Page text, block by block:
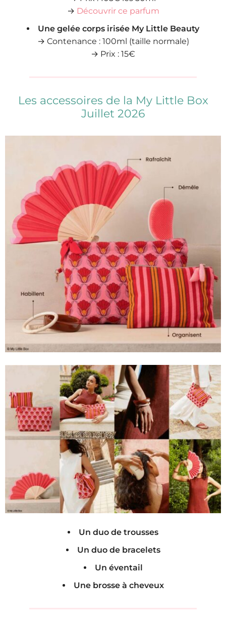
→ Découvrir ce parfum
Une gelée corps irisée My Little Beauty
→ Contenance : 100ml (taille normale)
→ Prix : 15€
Les accessoires de la My Little Box
Juillet 2026
Un duo de trousses
Un duo de bracelets
Un éventail
Une brosse à cheveux